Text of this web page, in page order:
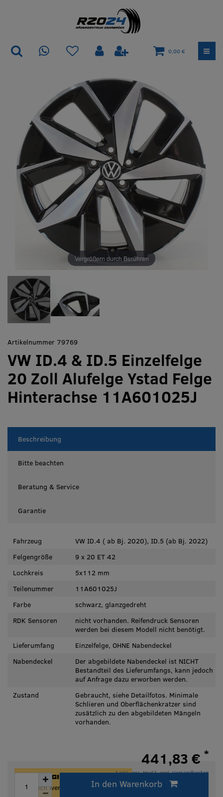
0,00 €
Vergrößern durch Berühren
Artikelnummer 79769
VW ID.4 & ID.5 Einzelfelge
20 Zoll Alufelge Ystad Felge
Hinterachse 11A601025J
Beschreibung
Bitte beachten
Beratung & Service
Garantie
Fahrzeug
VW ID.4 ( ab Bj. 2020), ID.5 (ab Bj. 2022)
Felgengröße
9 x 20 ET 42
Lochkreis
5x112 mm
Teilenummer
11A601025J
Farbe
schwarz, glanzgedreht
RDK Sensoren
nicht vorhanden. Reifendruck Sensoren
werden bei diesem Modell nicht benötigt.
Lieferumfang
Einzelfelge, OHNE Nabendeckel
Nabendeckel
Der abgebildete Nabendeckel ist NICHT
Bestandteil des Lieferumfangs, kann jedoch
auf Anfrage dazu erworben werden.
Zustand
Gebraucht, siehe Detailfotos. Minimale
Schlieren und Oberflächenkratzer sind
zusätzlich zu den abgebildeten Mängeln
vorhanden.
ACHTUNG!
Nur noch wenige Artikel auf Lager!
441,83 € *
* inkl. ges. MwSt. zzgl.Versandkosten
Innerhalb von 24h versandfertig.
In den Warenkorb